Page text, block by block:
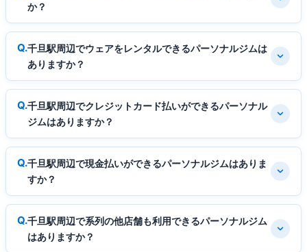
か？
千旦駅周辺でウェアをレンタルできるパーソナルジムは
ありますか？
千旦駅周辺でクレジットカード払いができるパーソナル
ジムはありますか？
千旦駅周辺で現金払いができるパーソナルジムはありま
すか？
千旦駅周辺で系列の他店舗も利用できるパーソナルジム
はありますか？